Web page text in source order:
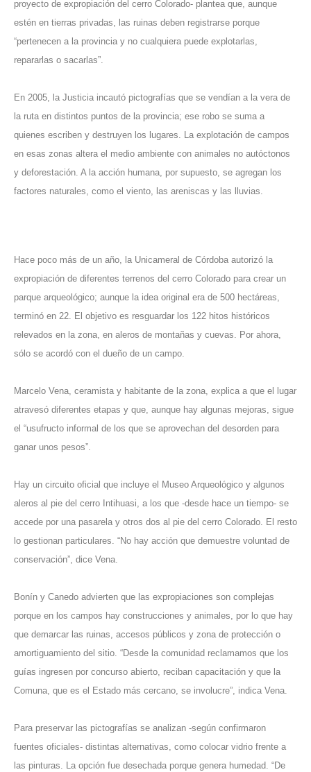
proyecto de expropiación del cerro Colorado- plantea que, aunque
estén en tierras privadas, las ruinas deben registrarse porque
“pertenecen a la provincia y no cualquiera puede explotarlas,
repararlas o sacarlas”.
En 2005, la Justicia incautó pictografías que se vendían a la vera de
la ruta en distintos puntos de la provincia; ese robo se suma a
quienes escriben y destruyen los lugares. La explotación de campos
en esas zonas altera el medio ambiente con animales no autóctonos
y deforestación. A la acción humana, por supuesto, se agregan los
factores naturales, como el viento, las areniscas y las lluvias.
Hace poco más de un año, la Unicameral de Córdoba autorizó la
expropiación de diferentes terrenos del cerro Colorado para crear un
parque arqueológico; aunque la idea original era de 500 hectáreas,
terminó en 22. El objetivo es resguardar los 122 hitos históricos
relevados en la zona, en aleros de montañas y cuevas. Por ahora,
sólo se acordó con el dueño de un campo.
Marcelo Vena, ceramista y habitante de la zona, explica a que el lugar
atravesó diferentes etapas y que, aunque hay algunas mejoras, sigue
el “usufructo informal de los que se aprovechan del desorden para
ganar unos pesos”.
Hay un circuito oficial que incluye el Museo Arqueológico y algunos
aleros al pie del cerro Intihuasi, a los que -desde hace un tiempo- se
accede por una pasarela y otros dos al pie del cerro Colorado. El resto
lo gestionan particulares. “No hay acción que demuestre voluntad de
conservación”, dice Vena.
Bonín y Canedo advierten que las expropiaciones son complejas
porque en los campos hay construcciones y animales, por lo que hay
que demarcar las ruinas, accesos públicos y zona de protección o
amortiguamiento del sitio. “Desde la comunidad reclamamos que los
guías ingresen por concurso abierto, reciban capacitación y que la
Comuna, que es el Estado más cercano, se involucre”, indica Vena.
Para preservar las pictografías se analizan -según confirmaron
fuentes oficiales- distintas alternativas, como colocar vidrio frente a
las pinturas. La opción fue desechada porque genera humedad. “De